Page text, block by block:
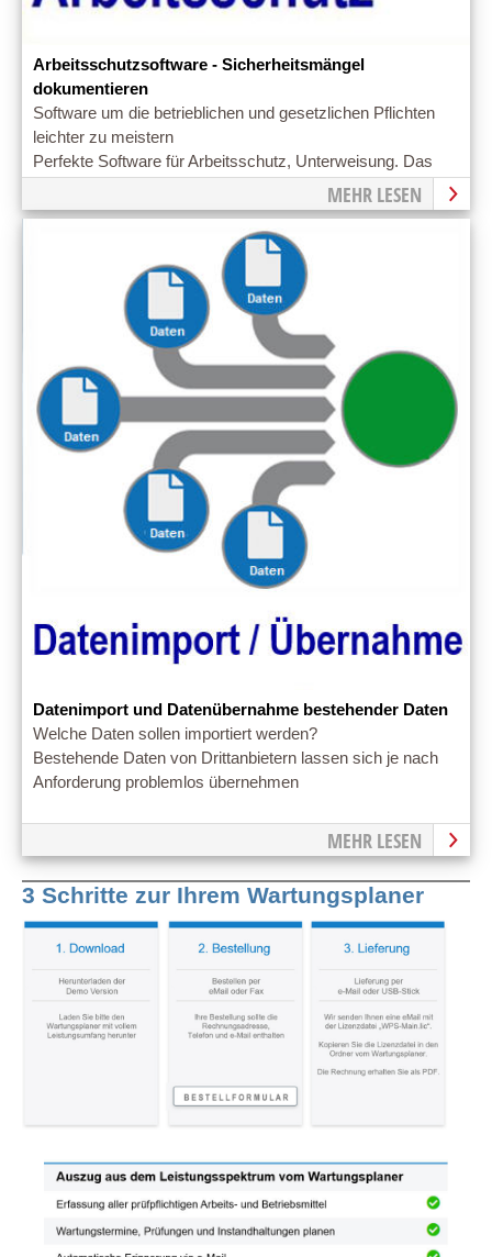
Arbeitsschutzsoftware - Sicherheitsmängel
dokumentieren
Software um die betrieblichen und gesetzlichen Pflichten
leichter zu meistern
Perfekte Software für Arbeitsschutz, Unterweisung. Das
MEHR LESEN
Datenimport und Datenübernahme bestehender Daten
Welche Daten sollen importiert werden?
Bestehende Daten von Drittanbietern lassen sich je nach
Anforderung problemlos übernehmen
MEHR LESEN
3 Schritte zur Ihrem Wartungsplaner